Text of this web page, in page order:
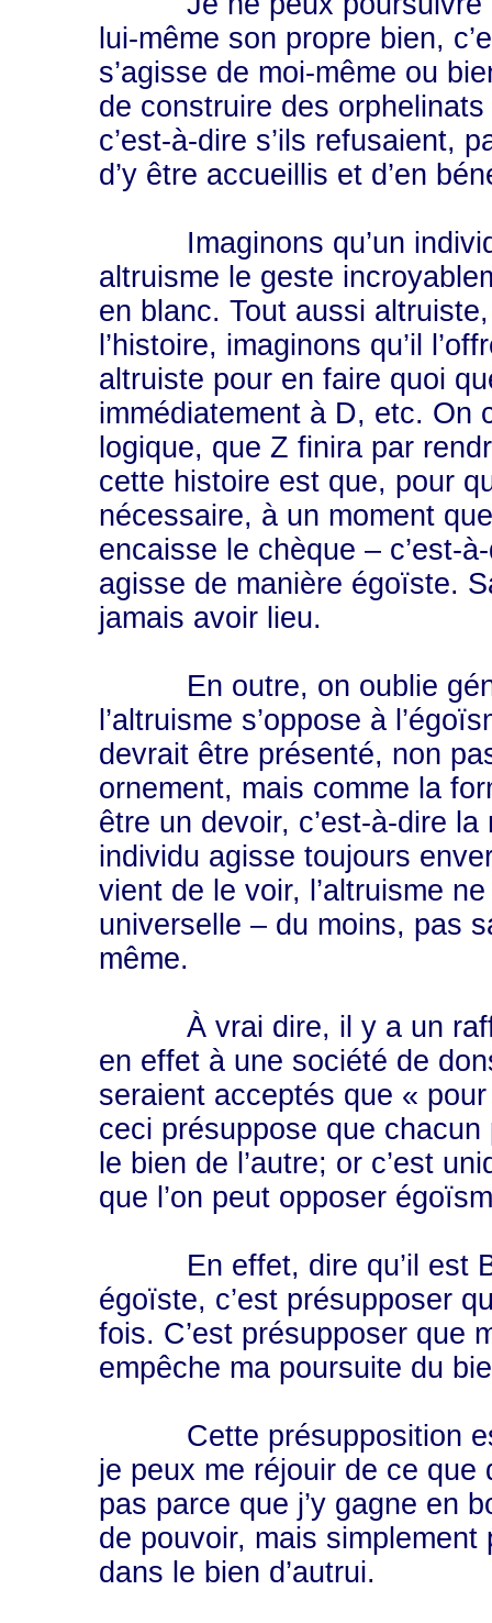
lui-même son propre bien,
s’agisse de moi-même ou
de construire des
c’est-à-dire s’ils refusaient,
d’y être accueillis et d’en
Imaginons qu’un
altruisme le geste
en blanc. Tout aussi
l’histoire, imaginons qu’il
altruiste pour en faire quoi
immédiatement à D, etc. On
logique, que Z finira par
cette histoire est que, pour
nécessaire, à un moment
encaisse le chèque – c’est-
agisse de manière égoïste.
jamais avoir lieu.
En outre, on oublie
l’altruisme s’oppose à
devrait être présenté, non
ornement, mais comme la
être un devoir, c’est-à-dire
individu agisse toujours
vient de le voir, l’altruisme
universelle – du moins, pas
même.
À vrai dire, il y a un
en effet à une société de
seraient acceptés que «
ceci présuppose que
le bien de l’autre; or c’est
que l’on peut opposer
En effet, dire qu’il est
égoïste, c’est présupposer
fois. C’est présupposer que
empêche ma poursuite du
Cette présupposition est
je peux me réjouir de ce
pas parce que j’y gagne en
de pouvoir, mais
dans le bien d’autrui.